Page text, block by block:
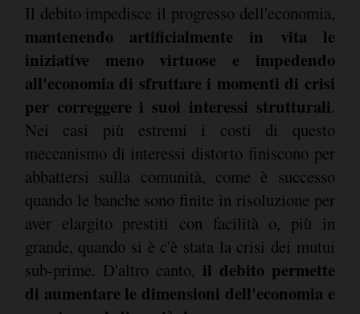
Il debito impedisce il progresso dell'economia,
mantenendo artificialmente in vita le
iniziative meno virtuose e impedendo
all'economia di sfruttare i momenti di crisi
per correggere i suoi interessi strutturali.
Nei casi più estremi i costi di questo
meccanismo di interessi distorto finiscono per
abbattersi sulla comunità, come è successo
quando le banche sono finite in risoluzione per
aver elargito prestiti con facilità o, più in
grande, quando si è c'è stata la crisi dei mutui
sub-prime. D'altro canto, il debito permette
di aumentare le dimensioni dell'economia e